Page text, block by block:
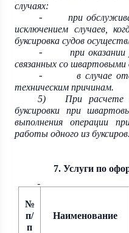
случаях:
-
при
исключением случаев,
буксировка судов
-
при оказании
связанных со швартовыми
-
в случае
техническим причинам.
5)
При расчете
буксировки при
выполнения операции
работы одного из буксиров.
7. Услуги по
№
п/
п
Наименование